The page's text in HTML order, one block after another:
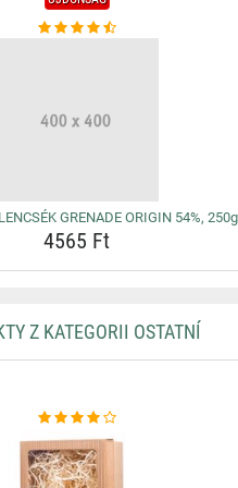
GRENADE ORIGIN 54%, 250g
4565 Ft
Z KATEGORII OSTATNÍ